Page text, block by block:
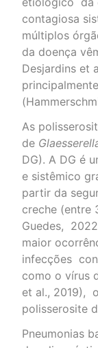
contagiosa
múltiplos
da doença
Desjardins et
As
de
DG). A DG é
e sistêmico
partir da
creche (entre
Guedes,
maior
infecções
como o vírus
et al., 2019),
polisserosite
Pneumonias